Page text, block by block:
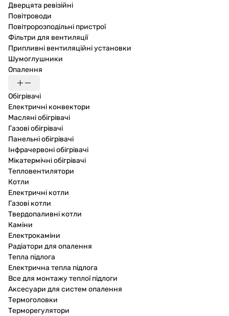
Дверцята ревізійні
Повітроводи
Повітророзподільні пристрої
Фільтри для вентиляції
Припливні вентиляційні установки
Шумоглушники
Опалення
Обігрівачі
Електричні конвектори
Масляні обігрівачі
Газові обігрівачі
Панельні обігрівачі
Інфрачервоні обігрівачі
Мікатермічні обігрівачі
Тепловентилятори
Котли
Електричні котли
Газові котли
Твердопаливні котли
Каміни
Електрокаміни
Радіатори для опалення
Тепла підлога
Електрична тепла підлога
Все для монтажу теплої підлоги
Аксесуари для систем опалення
Термоголовки
Терморегулятори